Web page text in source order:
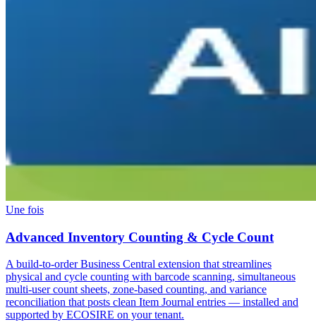
Une fois
Advanced Inventory Counting & Cycle Count
A build-to-order Business Central extension that streamlines
physical and cycle counting with barcode scanning, simultaneous
multi-user count sheets, zone-based counting, and variance
reconciliation that posts clean Item Journal entries — installed and
supported by ECOSIRE on your tenant.